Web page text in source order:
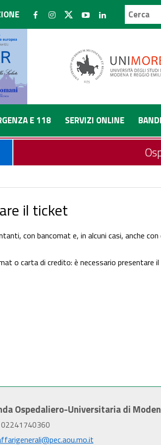
E 118 SERVIZI ONLINE
il ticket
con bancomat e, in alcuni casi, anche
o carta di credito: è necessario presentare
Ospedaliero-Universitaria di
02241740360